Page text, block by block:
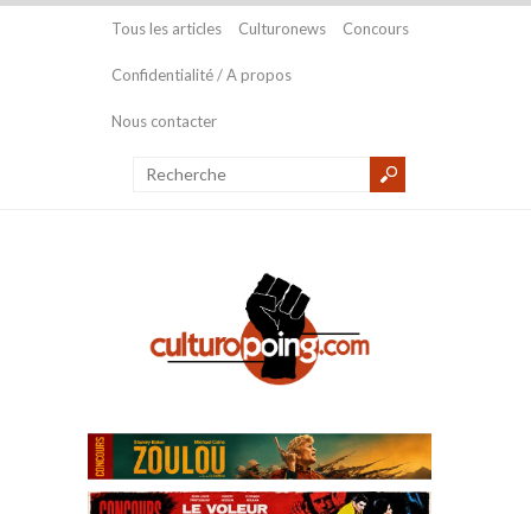
Tous les articles Culturonews Concours
Confidentialité / A propos
Nous contacter